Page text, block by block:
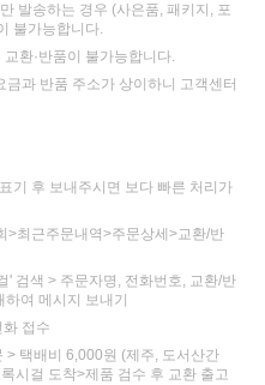
발송하는 경우 (사은품, 패키지, 포
불가능합니다.
환·반품이 불가능합니다.
과 반품 주소가 상이하니 고객센터
기 후 보내주시면 보다 빠른 처리가
>최근주문내역>주문상세>교환/반
' 검색 > 주문자명, 전화번호, 교환/반
여 메시지 보내기
접수
> 택배비 6,000원 (제주, 도서산간
시걸 도착>제품 검수 후 교환 출고